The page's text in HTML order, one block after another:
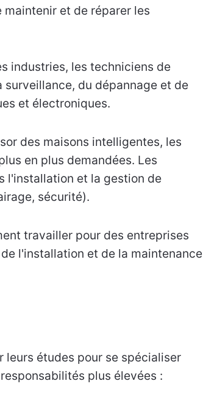
et de réparer les
industries, les techniciens de
du dépannage et de
et électroniques.
des maisons intelligentes, les
en plus demandées. Les
l'installation et la gestion de
sécurité).
travailler pour des entreprises
l'installation et de la maintenance
leurs études pour se spécialiser
plus élevées :